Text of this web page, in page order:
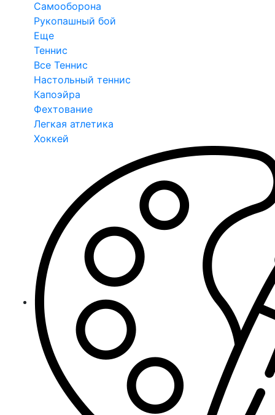
Самооборона
Рукопашный бой
Еще
Теннис
Все Теннис
Настольный теннис
Капоэйра
Фехтование
Легкая атлетика
Хоккей